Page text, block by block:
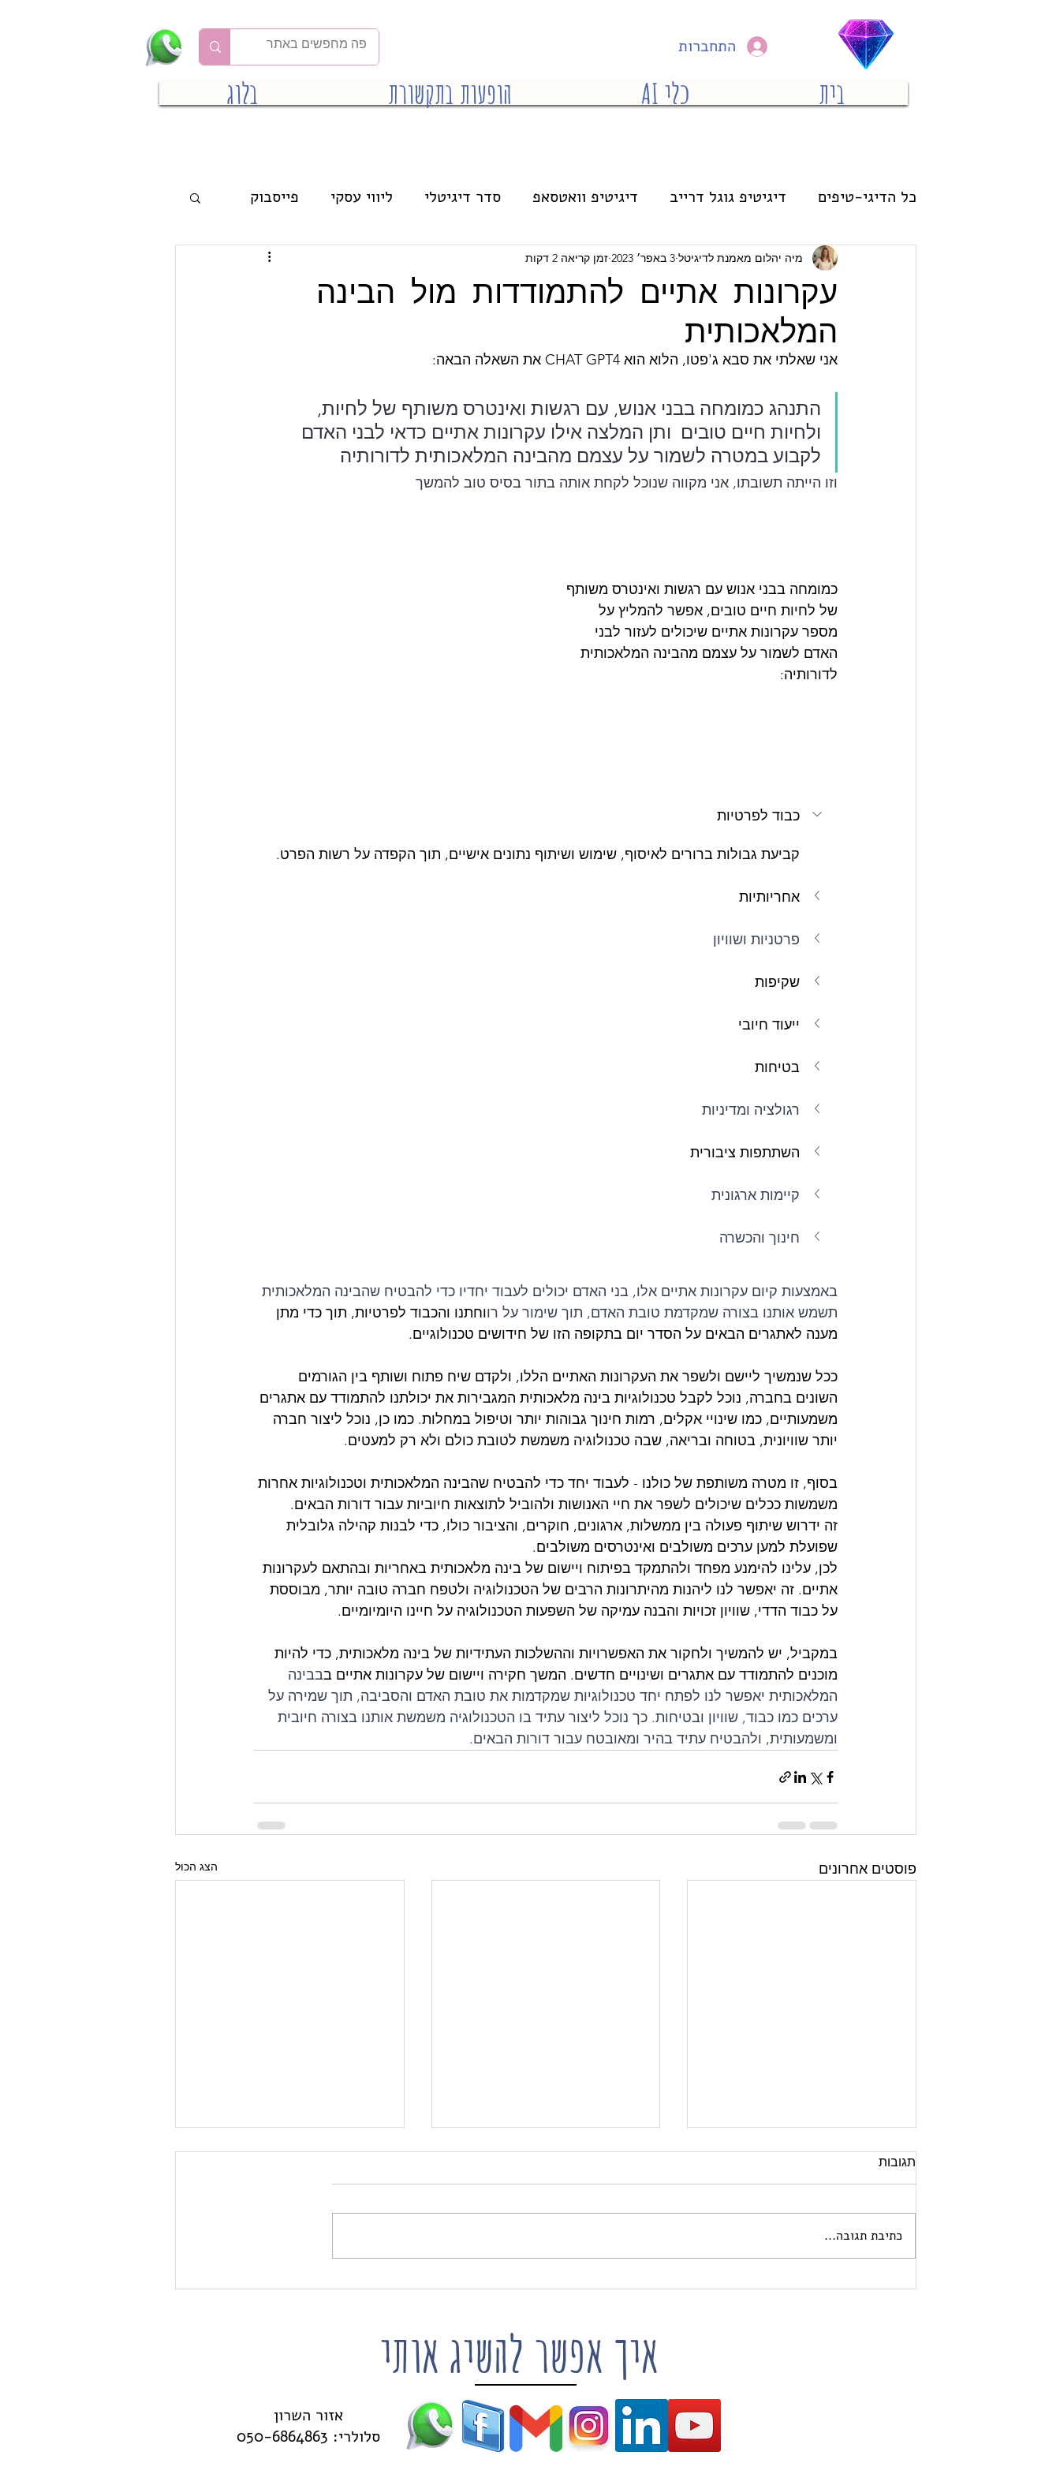
בית כלי AI הופעות בתקשורת בלוג
התחברות
כל הדיגי-טיפים דיגיטיפ גוגל דרייב דיגיטיפ וואטסאפ סדר דיגיטלי ליווי עסקי פייסבוק
פיננסי אימון הרצאות אינסטגרם
עקרונות אתיים להתמודדות מול הבינה
המלאכותית
מיה יהלום מאמנת לדיגיטל 3 באפר׳ 2023 זמן קריאה 2 דקות
אני שאלתי את סבא ג'פטו, הלוא הוא CHAT GPT4 את השאלה הבאה:
התנהג כמומחה בבני אנוש, עם רגשות ואינטרס משותף של לחיות,
ולחיות חיים טובים  ותן המלצה אילו עקרונות אתיים כדאי לבני האדם
לקבוע במטרה לשמור על עצמם מהבינה המלאכותית לדורותיה
וזו הייתה תשובתו, אני מקווה שנוכל לקחת אותה בתור בסיס טוב להמשך
כמומחה בבני אנוש עם רגשות ואינטרס משותף
של לחיות חיים טובים, אפשר להמליץ על
מספר עקרונות אתיים שיכולים לעזור לבני
האדם לשמור על עצמם מהבינה המלאכותית
לדורותיה:
כבוד לפרטיות
קביעת גבולות ברורים לאיסוף, שימוש ושיתוף נתונים אישיים, תוך הקפדה על רשות הפרט.
אחריותיות
פרטניות ושוויון
שקיפות
ייעוד חיובי
בטיחות
רגולציה ומדיניות
השתתפות ציבורית
קיימות ארגונית
חינוך והכשרה
באמצעות קיום עקרונות אתיים אלו, בני האדם יכולים לעבוד יחדיו כדי להבטיח שהבינה המלאכותית
תשמש אותנו בצורה שמקדמת טובת האדם, תוך שימור על רווחתנו והכבוד לפרטיות, תוך כדי מתן
מענה לאתגרים הבאים על הסדר יום בתקופה הזו של חידושים טכנולוגיים.
ככל שנמשיך ליישם ולשפר את העקרונות האתיים הללו, ולקדם שיח פתוח ושותף בין הגורמים
השונים בחברה, נוכל לקבל טכנולוגיות בינה מלאכותית המגבירות את יכולתנו להתמודד עם אתגרים
משמעותיים, כמו שינויי אקלים, רמות חינוך גבוהות יותר וטיפול במחלות. כמו כן, נוכל ליצור חברה
יותר שוויונית, בטוחה ובריאה, שבה טכנולוגיה משמשת לטובת כולם ולא רק למעטים.
בסוף, זו מטרה משותפת של כולנו - לעבוד יחד כדי להבטיח שהבינה המלאכותית וטכנולוגיות אחרות
משמשות ככלים שיכולים לשפר את חיי האנושות ולהוביל לתוצאות חיוביות עבור דורות הבאים.
זה ידרוש שיתוף פעולה בין ממשלות, ארגונים, חוקרים, והציבור כולו, כדי לבנות קהילה גלובלית
שפועלת למען ערכים משולבים ואינטרסים משולבים.
לכן, עלינו להימנע מפחד ולהתמקד בפיתוח ויישום של בינה מלאכותית באחריות ובהתאם לעקרונות
אתיים. זה יאפשר לנו ליהנות מהיתרונות הרבים של הטכנולוגיה ולטפח חברה טובה יותר, מבוססת
על כבוד הדדי, שוויון זכויות והבנה עמיקה של השפעות הטכנולוגיה על חיינו היומיומיים.
במקביל, יש להמשיך ולחקור את האפשרויות וההשלכות העתידיות של בינה מלאכותית, כדי להיות
מוכנים להתמודד עם אתגרים ושינויים חדשים. המשך חקירה ויישום של עקרונות אתיים בבבינה
המלאכותית יאפשר לנו לפתח יחד טכנולוגיות שמקדמות את טובת האדם והסביבה, תוך שמירה על
ערכים כמו כבוד, שוויון ובטיחות. כך נוכל ליצור עתיד בו הטכנולוגיה משמשת אותנו בצורה חיובית
ומשמעותית, ולהבטיח עתיד בהיר ומאובטח עבור דורות הבאים.
פוסטים אחרונים הצג הכול
תגובות
כתיבת תגובה...
איך אפשר להשיג אותי
אזור השרון
סלולרי: 050-6864863